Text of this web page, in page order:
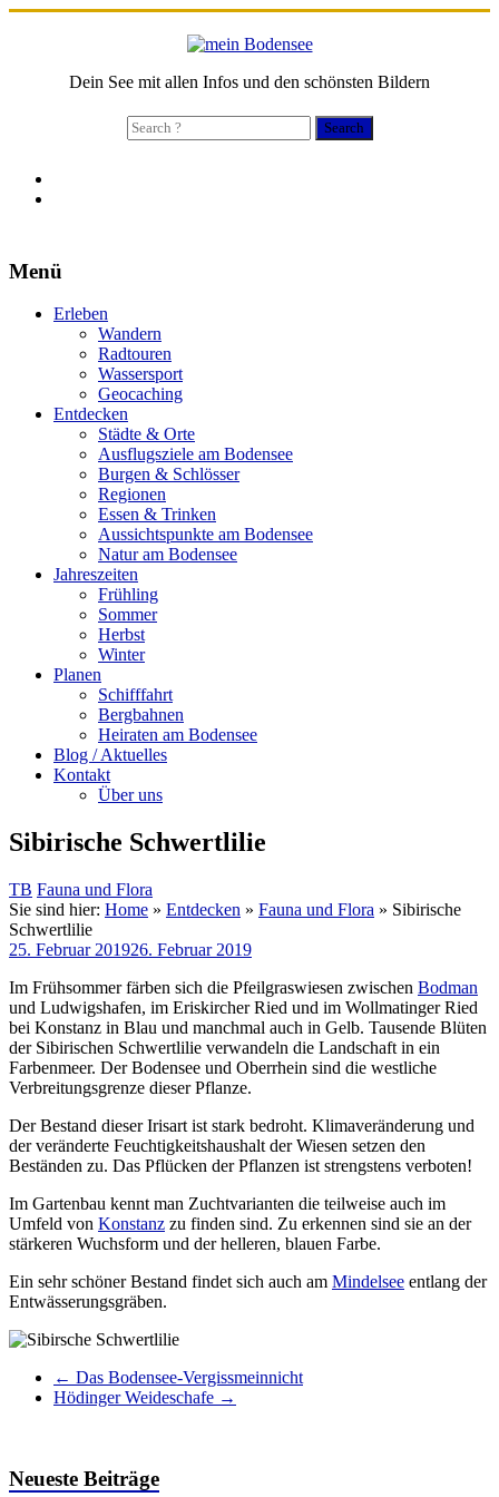
Dein See mit allen Infos und den schönsten Bildern
Search
for:
Menü
Erleben
Wandern
Radtouren
Wassersport
Geocaching
Entdecken
Städte & Orte
Ausflugsziele am Bodensee
Burgen & Schlösser
Regionen
Essen & Trinken
Aussichtspunkte am Bodensee
Natur am Bodensee
Jahreszeiten
Frühling
Sommer
Herbst
Winter
Planen
Schifffahrt
Bergbahnen
Heiraten am Bodensee
Blog / Aktuelles
Kontakt
Über uns
Sibirische Schwertlilie
TB Fauna und Flora
Sie sind hier: Home » Entdecken » Fauna und Flora » Sibirische
Schwertlilie
25. Februar 201926. Februar 2019
Im Frühsommer färben sich die Pfeilgraswiesen zwischen Bodman
und Ludwigshafen, im Eriskircher Ried und im Wollmatinger Ried
bei Konstanz in Blau und manchmal auch in Gelb. Tausende Blüten
der Sibirischen Schwertlilie verwandeln die Landschaft in ein
Farbenmeer. Der Bodensee und Oberrhein sind die westliche
Verbreitungsgrenze dieser Pflanze.
Der Bestand dieser Irisart ist stark bedroht. Klimaveränderung und
der veränderte Feuchtigkeitshaushalt der Wiesen setzen den
Beständen zu. Das Pflücken der Pflanzen ist strengstens verboten!
Im Gartenbau kennt man Zuchtvarianten die teilweise auch im
Umfeld von Konstanz zu finden sind. Zu erkennen sind sie an der
stärkeren Wuchsform und der helleren, blauen Farbe.
Ein sehr schöner Bestand findet sich auch am Mindelsee entlang der
Entwässerungsgräben.
← Das Bodensee-Vergissmeinnicht
Hödinger Weideschafe →
Neueste Beiträge